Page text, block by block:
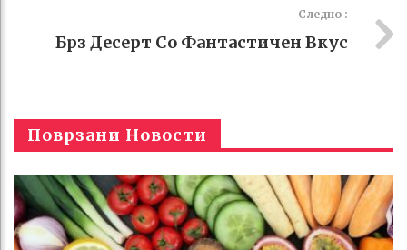
Следно :
Брз Десерт Со Фантастичен Вкус
Поврзани Новости